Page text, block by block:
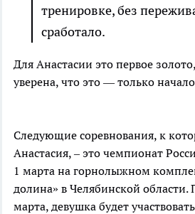
тренировке, без
сработало.
Для Анастасии это первое
уверена, что это — только
Следующие соревнования, к
Анастасия, – это чемпионат
1 марта на горнолыжном
долина» в Челябинской области.
марта, девушка будет